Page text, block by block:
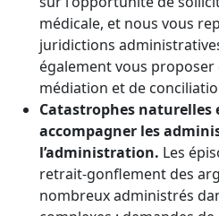
médicale, et nous vous
juridictions
également vous
médiation et de
Catastrophes naturelles
accompagner les
l’administration. Les
retrait‑gonflement des
nombreux administrés